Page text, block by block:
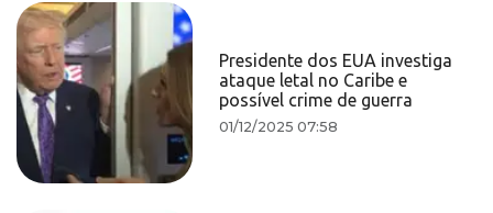
Presidente dos EUA investiga
ataque letal no Caribe e
possível crime de guerra
01/12/2025 07:58